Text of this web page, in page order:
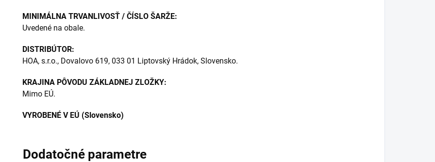
MINIMÁLNA TRVANLIVOSŤ / ČÍSLO ŠARŽE:
Uvedené na obale.
DISTRIBÚTOR:
HOA, s.r.o., Dovalovo 619, 033 01 Liptovský Hrádok, Slovensko.
KRAJINA PÔVODU ZÁKLADNEJ ZLOŽKY:
Mimo EÚ.
VYROBENÉ V EÚ (Slovensko)
Dodatočné parametre